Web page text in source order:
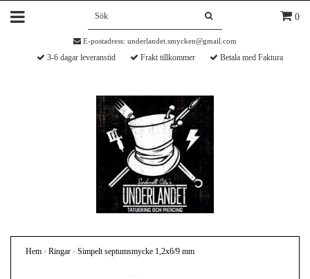
0
E-postadress: underlandet.smycken@gmail.com
3-6 dagar leveranstid Frakt tillkommer Betala med Faktura
Hem › Ringar › Simpelt septumsmycke 1,2x6/9 mm